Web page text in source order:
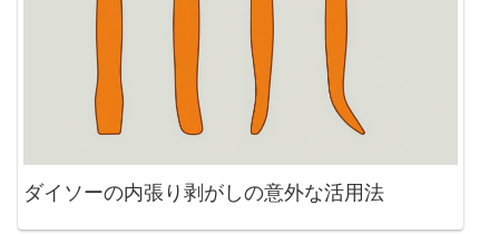
ダイソーの内張り剥がしの意外な活用法